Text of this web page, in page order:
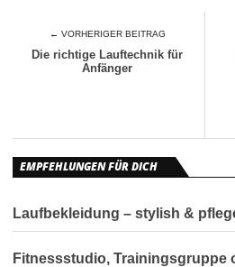
← VORHERIGER BEITRAG
Die richtige Lauftechnik für
Anfänger
EMPFEHLUNGEN FÜR DICH
Laufbekleidung – stylish &
Fitnessstudio, Trainingsgruppe